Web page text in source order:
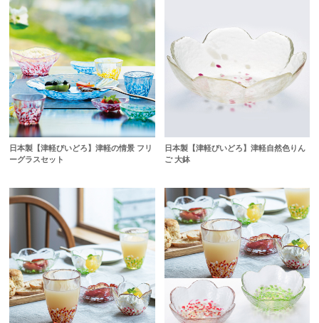
日本製【津軽びいどろ】津軽の情景 フリ
ーグラスセット
日本製【津軽びいどろ】津軽自然色りん
ご 大鉢